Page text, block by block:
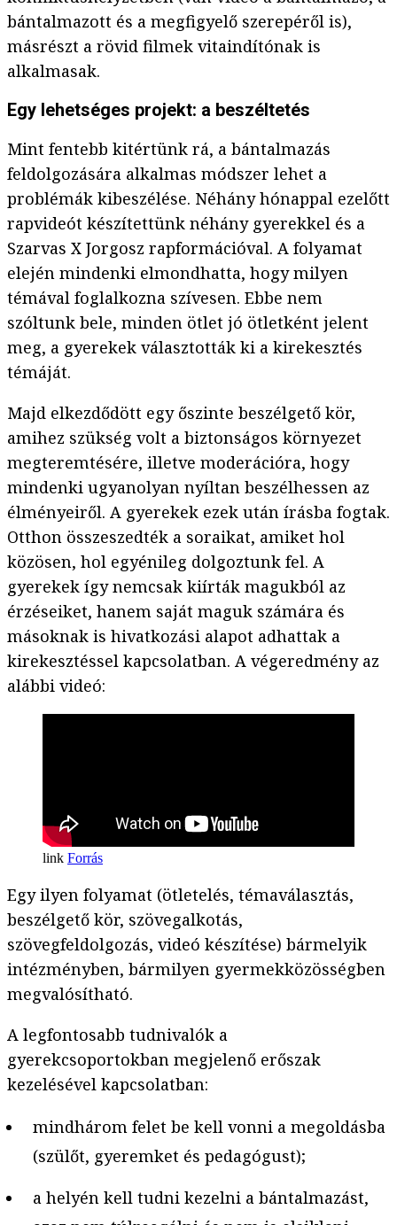
bántalmazott és a megfigyelő szerepéről is),
másrészt a rövid filmek vitaindítónak is
alkalmasak.
Egy lehetséges projekt: a beszéltetés
Mint fentebb kitértünk rá, a bántalmazás
feldolgozására alkalmas módszer lehet a
problémák kibeszélése. Néhány hónappal ezelőtt
rapvideót készítettünk néhány gyerekkel és a
Szarvas X Jorgosz rapformációval. A folyamat
elején mindenki elmondhatta, hogy milyen
témával foglalkozna szívesen. Ebbe nem
szóltunk bele, minden ötlet jó ötletként jelent
meg, a gyerekek választották ki a kirekesztés
témáját.
Majd elkezdődött egy őszinte beszélgető kör,
amihez szükség volt a biztonságos környezet
megteremtésére, illetve moderációra, hogy
mindenki ugyanolyan nyíltan beszélhessen az
élményeiről. A gyerekek ezek után írásba fogtak.
Otthon összeszedték a soraikat, amiket hol
közösen, hol egyénileg dolgoztunk fel. A
gyerekek így nemcsak kiírták magukból az
érzéseiket, hanem saját maguk számára és
másoknak is hivatkozási alapot adhattak a
kirekesztéssel kapcsolatban. A végeredmény az
alábbi videó:
Forrás
Egy ilyen folyamat (ötletelés, témaválasztás,
beszélgető kör, szövegalkotás,
szövegfeldolgozás, videó készítése) bármelyik
intézményben, bármilyen gyermekközösségben
megvalósítható.
A legfontosabb tudnivalók a
gyerekcsoportokban megjelenő erőszak
kezelésével kapcsolatban:
mindhárom felet be kell vonni a megoldásba
(szülőt, gyeremket és pedagógust);
a helyén kell tudni kezelni a bántalmazást,